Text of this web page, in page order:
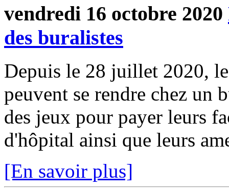
vendredi 16 octobre 2020
des buralistes
Depuis le 28 juillet 2020,
peuvent se rendre chez un
des jeux pour payer leurs
d'hôpital ainsi que leurs
[En savoir plus]